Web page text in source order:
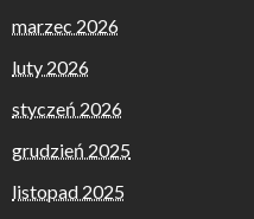
marzec 2026
luty 2026
styczeń 2026
grudzień 2025
listopad 2025